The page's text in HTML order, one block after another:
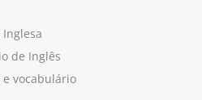
de Inglês
e vocabulário